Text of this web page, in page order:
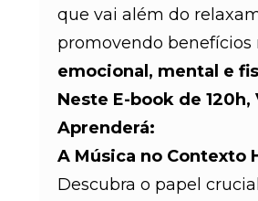
que vai além do
promovendo benefícios
emocional, mental e
Neste E-book de 120h,
Aprenderá:
A Música no Contexto
Descubra o papel